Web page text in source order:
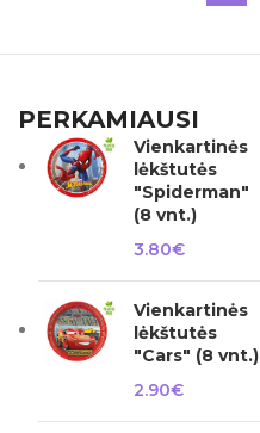
PERKAMIAUSI
Vienkartinės
lėkštutės
"Spiderman"
(8 vnt.)
3.80€
Vienkartinės
lėkštutės
"Cars" (8 vnt.)
2.90€